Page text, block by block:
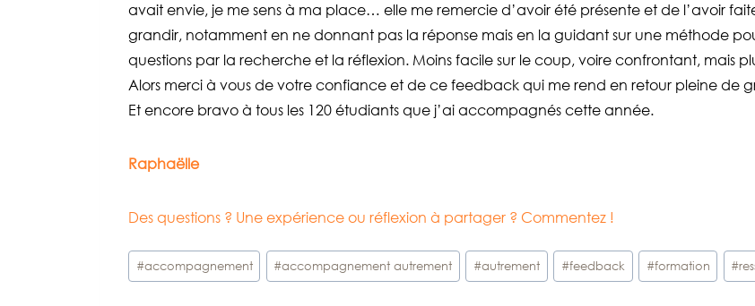
avait envie, je me sens à ma place… elle me remercie d’avoir été présente et de l’avoir
grandir, notamment en ne donnant pas la réponse mais en la guidant sur une méthode
questions par la recherche et la réflexion. Moins facile sur le coup, voire confrontant, mais
Alors merci à vous de votre confiance et de ce feedback qui me rend en retour pleine de
Et encore bravo à tous les 120 étudiants que j’ai accompagnés cette année.
Raphaëlle
Des questions ? Une expérience ou réflexion à partager ? Commentez !
Étiquettes
de
#accompagnement #accompagnement autrement #autrement #feedback #formation #